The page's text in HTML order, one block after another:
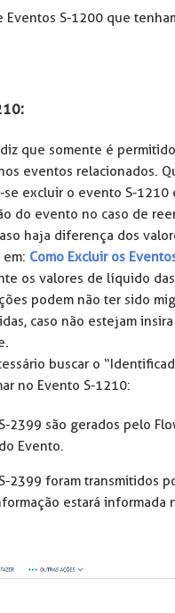
Eventos S-1200 que
que somente é
eventos relacionados.
excluir o evento S-1210
do evento no caso de
haja diferença dos
Como Excluir os
os valores de líquido
podem não ter sido
caso não estejam
buscar o
no Evento S-1210:
2399 são gerados pelo
Evento.
2399 foram transmitidos
estará informada